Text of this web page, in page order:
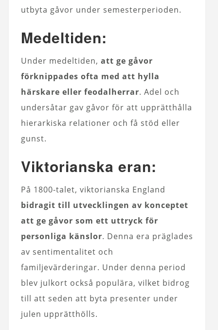
utbyta gåvor under semesterperioden.
Medeltiden:
Under medeltiden, att ge gåvor
förknippades ofta med att hylla
härskare eller feodalherrar. Adel och
undersåtar gav gåvor för att upprätthålla
hierarkiska relationer och få stöd eller
gunst.
Viktorianska eran:
På 1800-talet, viktorianska England
bidragit till utvecklingen av konceptet
att ge gåvor som ett uttryck för
personliga känslor. Denna era präglades
av sentimentalitet och
familjevärderingar. Under denna period
blev julkort också populära, vilket bidrog
till att seden att byta presenter under
julen upprätthölls.